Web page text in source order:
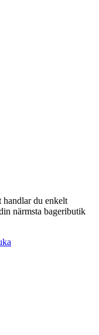
handlar du enkelt
närmsta bageributik